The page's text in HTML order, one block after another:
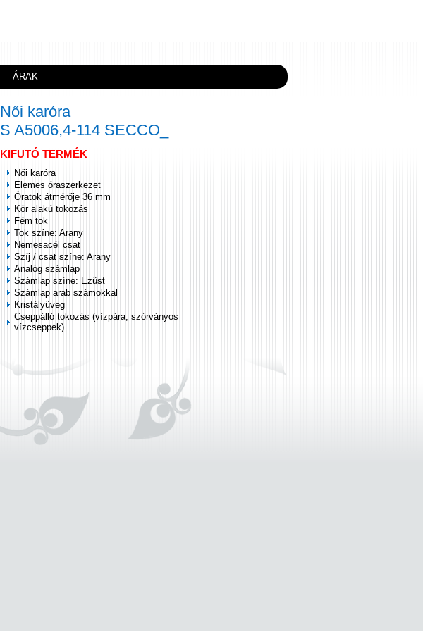
ÁRAK
Női karóra
S A5006,4-114 SECCO_
KIFUTÓ TERMÉK
Női karóra
Elemes óraszerkezet
Óratok átmérője 36 mm
Kör alakú tokozás
Fém tok
Tok színe: Arany
Nemesacél csat
Szíj / csat színe: Arany
Analóg számlap
Számlap színe: Ezüst
Számlap arab számokkal
Kristályüveg
Cseppálló tokozás (vízpára, szórványos
vízcseppek)